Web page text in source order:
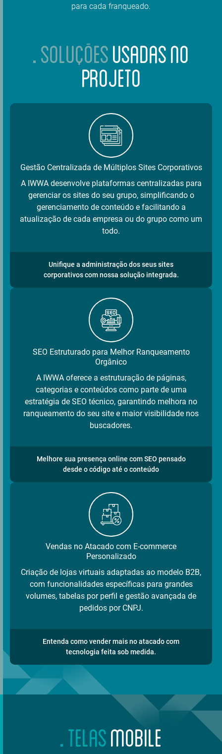
para cada franqueado.
SOLUÇÕESUSADAS NO
PROJETO
Gestão Centralizada de Múltiplos Sites Corporativos
A IWWA desenvolve plataformas centralizadas para
gerenciar os sites do seu grupo, simplificando o
gerenciamento de conteúdo e facilitando a
atualização de cada empresa ou do grupo como um
todo.
Unifique a administração dos seus sites
corporativos com nossa solução integrada.
SEO Estruturado para Melhor Ranqueamento
Orgânico
A IWWA oferece a estruturação de páginas,
categorias e conteúdos como parte de uma
estratégia de SEO técnico, garantindo melhora no
ranqueamento do seu site e maior visibilidade nos
buscadores.
Melhore sua presença online com SEO pensado
desde o código até o conteúdo
Vendas no Atacado com E-commerce
Personalizado
Criação de lojas virtuais adaptadas ao modelo B2B,
com funcionalidades específicas para grandes
volumes, tabelas por perfil e gestão avançada de
pedidos por CNPJ.
Entenda como vender mais no atacado com
tecnologia feita sob medida.
TELASMOBILE